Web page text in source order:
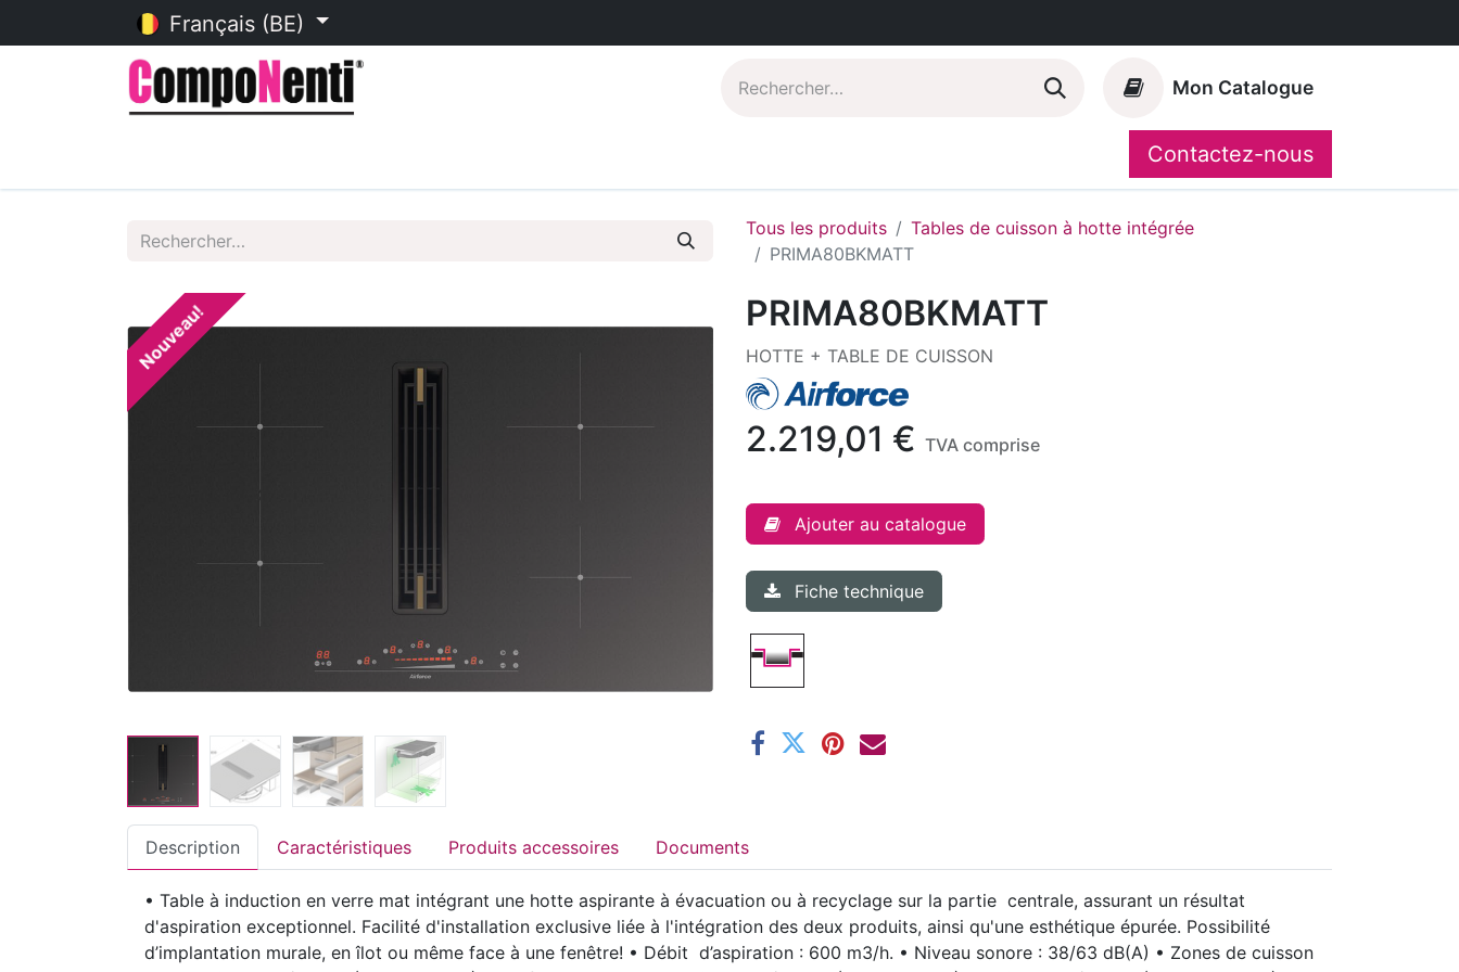
Français (BE)
Mon Catalogue
CompoShop
Contactez-nous
Tous les produits
Tables de cuisson à hotte intégrée
PRIMA80BKMATT
Nouveau! PRIMA80BKMATT
HOTTE + TABLE DE CUISSON
2.219,01 € TVA comprise
Ajouter au catalogue
Fiche technique
Description Caractéristiques Produits accessoires Documents
• Table à induction en verre mat intégrant une hotte aspirante à évacuation ou à recyclage sur la partie centrale, assurant un résultat
d'aspiration exceptionnel. Facilité d'installation exclusive liée à l'intégration des deux produits, ainsi qu'une esthétique épurée. Possibilité
d’implantation murale, en îlot ou même face à une fenêtre! • Débit d’aspiration : 600 m3/h. • Niveau sonore : 38/63 dB(A) • Zones de cuisson